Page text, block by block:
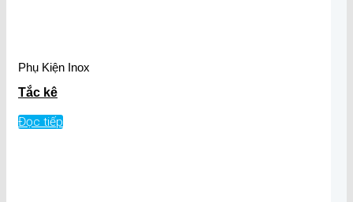
Phụ Kiện Inox
Tắc kê
Đọc tiếp